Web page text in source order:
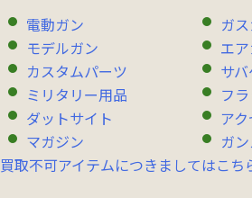
電動ガン
ガ
モデルガン
エ
カスタムパーツ
サ
ミリタリー用品
フ
ダットサイト
ア
マガジン
ガ
買取不可アイテムにつきましてはこち